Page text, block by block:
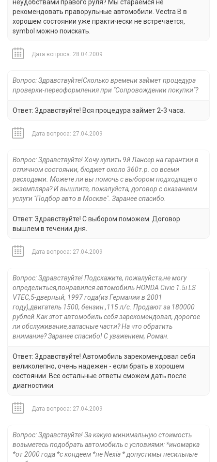
неудобствами правого руля? Мы стараемся не
рекомендовать праворульные автомобили. Vectra B в
хорошем состоянии уже практически не встречается,
symbol можно поискать.
Дата вопроса: 28.04.2009
Вопрос: Здравствуйте!Сколько времени займет процедура
проверки-переоформления при "Сопровождении покупки"?
Ответ: Здравствуйте! Вся процедура займет 2-3 часа.
Дата вопроса: 27.04.2009
Вопрос: Здравствуйте! Хочу купить 9й Лансер на гарантии в
отличном состоянии, бюджет около 360т.р. со всеми
расходами. Можете ли вы помочь с выбором подходящего
экземпляра? И вышлите, пожалуйста, договор с оказанием
услуги "Подбор авто в Москве". Заранее спасибо.
Ответ: Здравствуйте! С выбором поможем. Договор
вышлем в течении дня.
Дата вопроса: 27.04.2009
Вопрос: Здравствуйте! Подскажите, пожалуйста,не могу
определиться,понравился автомобиль HONDA Civic 1.5i LS
VTEC,5-дверный, 1997 года(из Германии в 2001
году),двигатель 1500, бензин ,115 л/c. Продают за 180000
рублей.Как этот автомобиль себя зарекомендовал, дорогое
ли обслуживание,запасные части? На что обратить
внимание? Заранее спасибо! С уважением, Роман.
Ответ: Здравствуйте! Автомобиль зарекомендовал себя
великолепно, очень надежен - если брать в хорошем
состоянии. Все остальные ответы сможем дать после
диагностики.
Дата вопроса: 27.04.2009
Вопрос: Здравствуйте! За какую минимальную стоимость
возьметесь подобрать автомобиль с условиями: *иномарка
*от 2000 года *с кондеем *не Nexia * допустимы несильные